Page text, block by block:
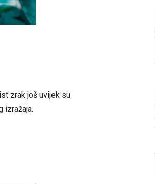
zrak još uvijek su
izražaja.